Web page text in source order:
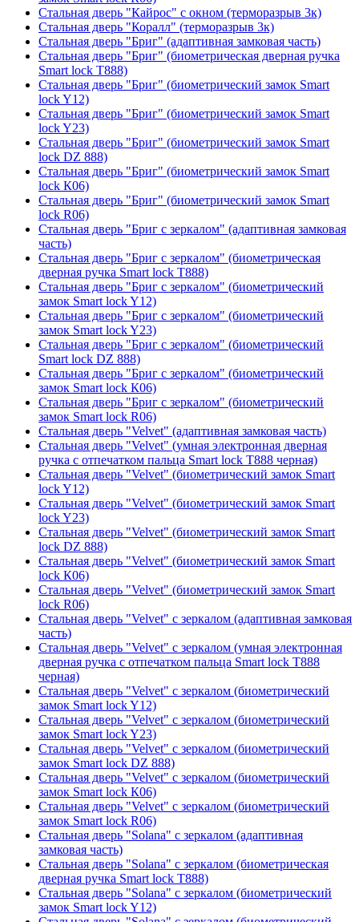
Стальная дверь "Кайрос" с окном (терморазрыв 3к)
Стальная дверь "Коралл" (терморазрыв 3к)
Стальная дверь "Бриг" (адаптивная замковая часть)
Стальная дверь "Бриг" (биометрическая дверная ручка
Smart lock T888)
Стальная дверь "Бриг" (биометрический замок Smart
lock Y12)
Стальная дверь "Бриг" (биометрический замок Smart
lock Y23)
Стальная дверь "Бриг" (биометрический замок Smart
lock DZ 888)
Стальная дверь "Бриг" (биометрический замок Smart
lock К06)
Стальная дверь "Бриг" (биометрический замок Smart
lock R06)
Стальная дверь "Бриг с зеркалом" (адаптивная замковая
часть)
Стальная дверь "Бриг с зеркалом" (биометрическая
дверная ручка Smart lock T888)
Стальная дверь "Бриг с зеркалом" (биометрический
замок Smart lock Y12)
Стальная дверь "Бриг с зеркалом" (биометрический
замок Smart lock Y23)
Стальная дверь "Бриг с зеркалом" (биометрический
Smart lock DZ 888)
Стальная дверь "Бриг с зеркалом" (биометрический
замок Smart lock К06)
Стальная дверь "Бриг с зеркалом" (биометрический
замок Smart lock R06)
Стальная дверь "Velvet" (адаптивная замковая часть)
Стальная дверь "Velvet" (умная электронная дверная
ручка с отпечатком пальца Smart lock T888 черная)
Стальная дверь "Velvet" (биометрический замок Smart
lock Y12)
Стальная дверь "Velvet" (биометрический замок Smart
lock Y23)
Стальная дверь "Velvet" (биометрический замок Smart
lock DZ 888)
Стальная дверь "Velvet" (биометрический замок Smart
lock К06)
Стальная дверь "Velvet" (биометрический замок Smart
lock R06)
Стальная дверь "Velvet" с зеркалом (адаптивная замковая
часть)
Стальная дверь "Velvet" с зеркалом (умная электронная
дверная ручка с отпечатком пальца Smart lock T888
черная)
Стальная дверь "Velvet" с зеркалом (биометрический
замок Smart lock Y12)
Стальная дверь "Velvet" с зеркалом (биометрический
замок Smart lock Y23)
Стальная дверь "Velvet" с зеркалом (биометрический
замок Smart lock DZ 888)
Стальная дверь "Velvet" с зеркалом (биометрический
замок Smart lock К06)
Стальная дверь "Velvet" с зеркалом (биометрический
замок Smart lock R06)
Стальная дверь "Solana" с зеркалом (адаптивная
замковая часть)
Стальная дверь "Solana" с зеркалом (биометрическая
дверная ручка Smart lock T888)
Стальная дверь "Solana" с зеркалом (биометрический
замок Smart lock Y12)